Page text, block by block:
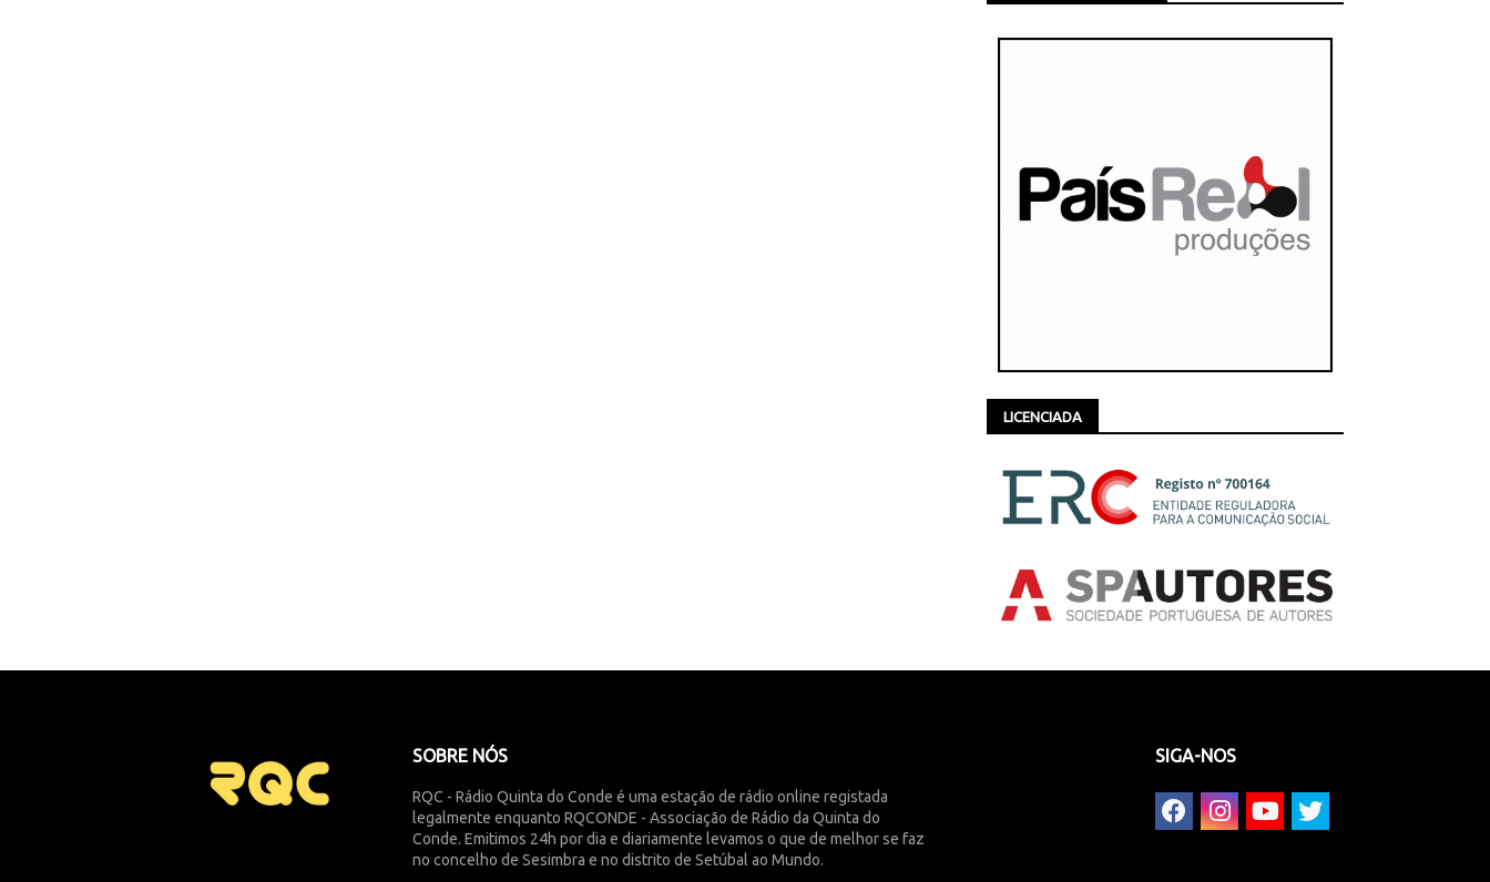
LICENCIADA
SOBRE NÓS
RQC - Rádio Quinta do Conde é uma estação de rádio online registada
legalmente enquanto RQCONDE - Associação de Rádio da Quinta do
Conde. Emitimos 24h por dia e diariamente levamos o que de melhor se faz
no concelho de Sesimbra e no distrito de Setúbal ao Mundo.
SIGA-NOS